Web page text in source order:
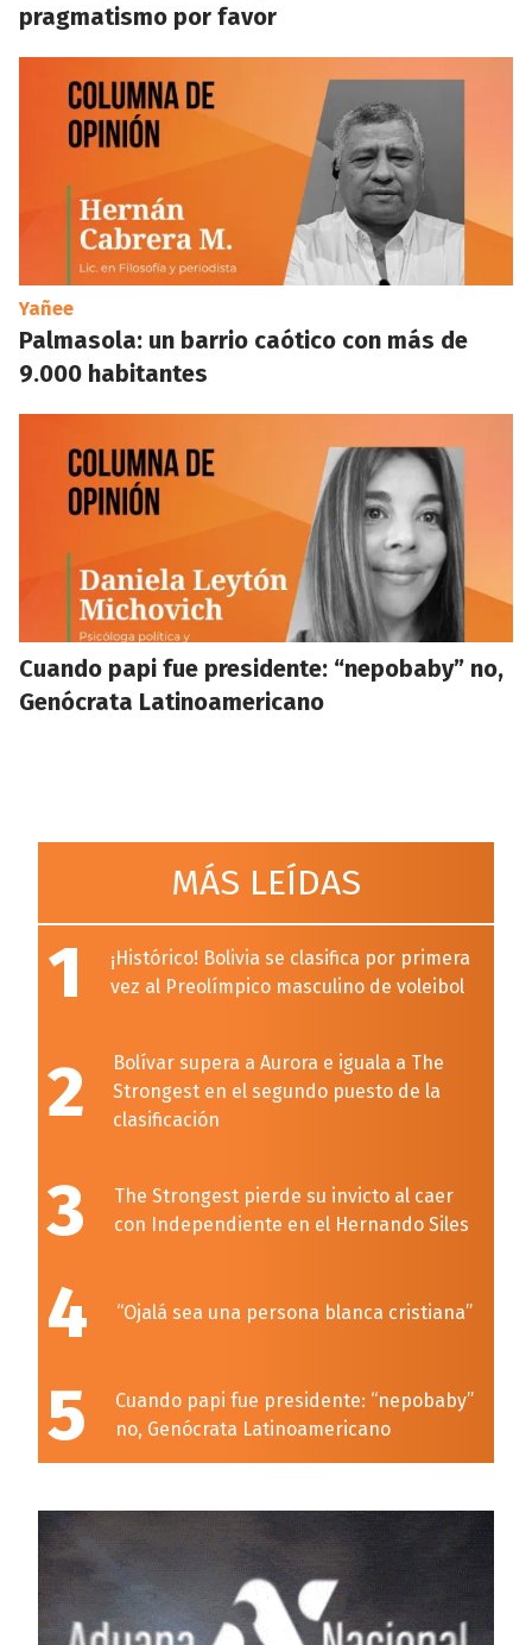
pragmatismo por favor
Yañee
Palmasola: un barrio caótico con más de
9.000 habitantes
Cuando papi fue presidente: “nepobaby” no,
Genócrata Latinoamericano
MÁS LEÍDAS
1
¡Histórico! Bolivia se clasifica por primera
vez al Preolímpico masculino de voleibol
2
Bolívar supera a Aurora e iguala a The
Strongest en el segundo puesto de la
clasificación
3
The Strongest pierde su invicto al caer
con Independiente en el Hernando Siles
4 “Ojalá sea una persona blanca cristiana”
5
Cuando papi fue presidente: “nepobaby”
no, Genócrata Latinoamericano